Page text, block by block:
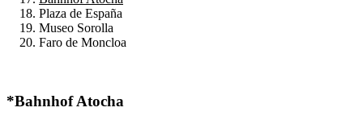
Plaza de España
Museo Sorolla
Faro de Moncloa
*Bahnhof Atocha